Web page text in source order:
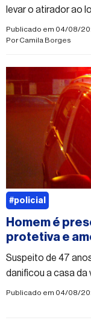
levar o atirador ao
segue em busca do
Publicado em 04/08/
PorCamila Borges
Homem é
protetiva e
Suspeito de 47
danificou a casa da
Publicado em 04/08/
#policial